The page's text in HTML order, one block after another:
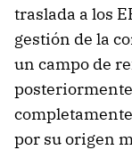
traslada a los
gestión de la
un campo de
posteriormente
por su origen